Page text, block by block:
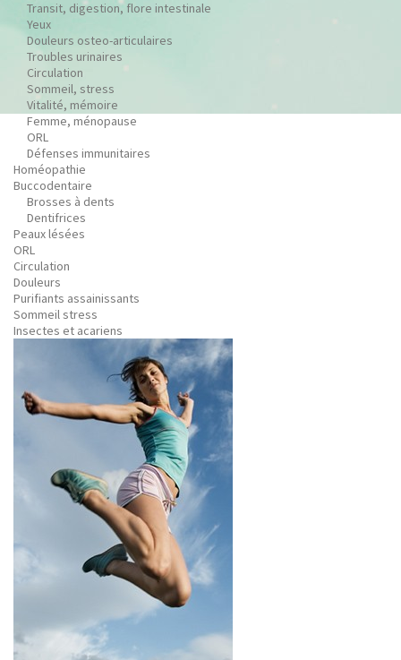
Transit, digestion, flore intestinale
Yeux
Douleurs osteo-articulaires
Troubles urinaires
Circulation
Sommeil, stress
Vitalité, mémoire
Femme, ménopause
ORL
Défenses immunitaires
Homéopathie
Buccodentaire
Brosses à dents
Dentifrices
Peaux lésées
ORL
Circulation
Douleurs
Purifiants assainissants
Sommeil stress
Insectes et acariens